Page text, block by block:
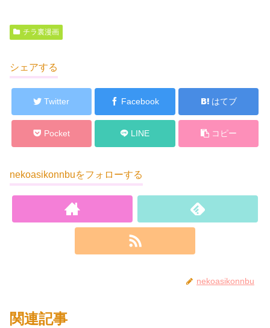
チラ裏漫画
シェアする
Twitter Facebook はてブ
Pocket LINE コピー
nekoasikonnbuをフォローする
nekoasikonnbu
関連記事